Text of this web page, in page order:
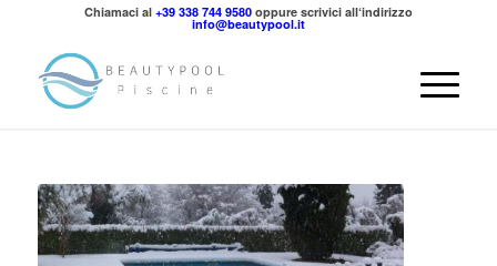
Chiamaci al +39 338 744 9580oppure scrivici all‘indirizzo
info@beautypool.it